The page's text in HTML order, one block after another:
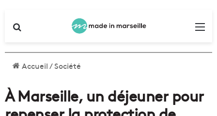
Accueil/Société
À Marseille, un déjeuner pour